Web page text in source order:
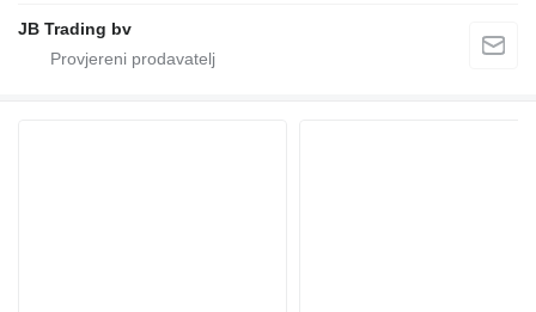
JB Trading bv